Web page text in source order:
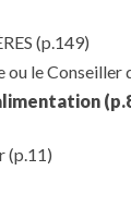
(p.149)
ou le Conseiller
(p.11)